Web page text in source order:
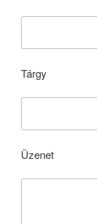
Tárgy
Üzenet